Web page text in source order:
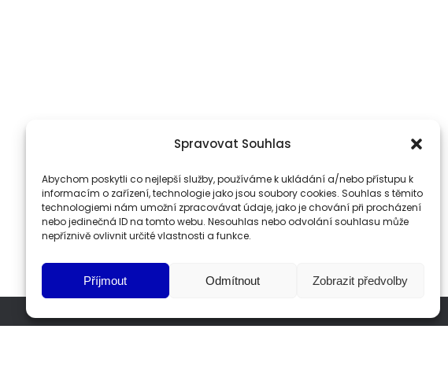
Spravovat Souhlas
Abychom poskytli co nejlepší služby, používáme k ukládání a/nebo přístupu k
informacím o zařízení, technologie jako jsou soubory cookies. Souhlas s těmito
technologiemi nám umožní zpracovávat údaje, jako je chování při procházení
nebo jedinečná ID na tomto webu. Nesouhlas nebo odvolání souhlasu může
nepříznivě ovlivnit určité vlastnosti a funkce.
Příjmout Odmítnout Zobrazit předvolby